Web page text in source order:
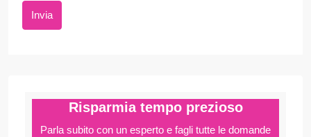
Invia
Risparmia tempo prezioso
Parla subito con un esperto e fagli tutte le domande